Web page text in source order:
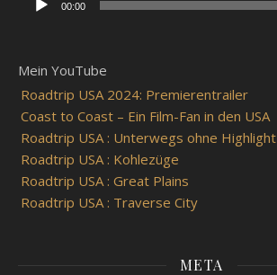
00:00
Mein YouTube
Roadtrip USA 2024: Premierentrailer
Coast to Coast – Ein Film-Fan in den USA
Roadtrip USA : Unterwegs ohne Highlight
Roadtrip USA : Kohlezüge
Roadtrip USA : Great Plains
Roadtrip USA : Traverse City
META